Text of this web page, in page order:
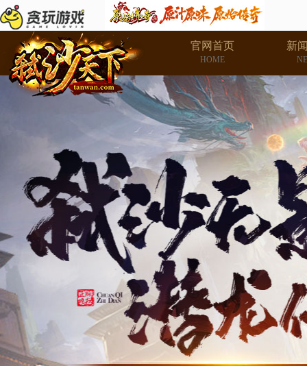
官网首页
HOME
新